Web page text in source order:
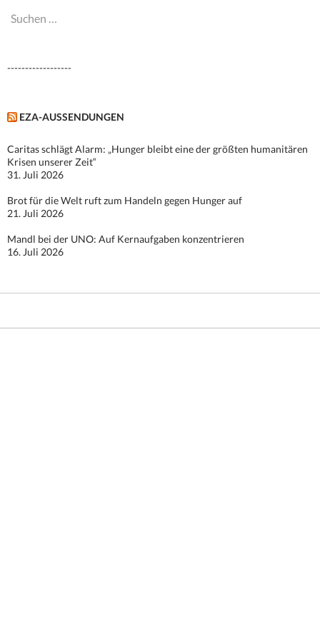
Suchen
------------------
EZA-AUSSENDUNGEN
Caritas schlägt Alarm: „Hunger bleibt eine der größten humanitären
Krisen unserer Zeit“
31. Juli 2026
Brot für die Welt ruft zum Handeln gegen Hunger auf
21. Juli 2026
Mandl bei der UNO: Auf Kernaufgaben konzentrieren
16. Juli 2026